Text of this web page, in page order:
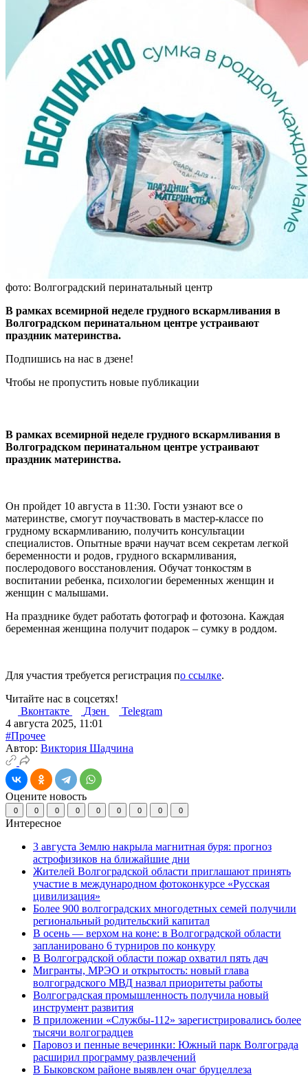
фото: Волгоградский перинатальный центр
В рамках всемирной неделе грудного вскармливания в
Волгоградском перинатальном центре устраивают
праздник материнства.
Подпишись на нас в дзене!
Чтобы не пропустить новые публикации
В рамках всемирной неделе грудного вскармливания в
Волгоградском перинатальном центре устраивают
праздник материнства.
Он пройдет 10 августа в 11:30. Гости узнают все о
материнстве, смогут поучаствовать в мастер-классе по
грудному вскармливанию, получить консультации
специалистов. Опытные врачи научат всем секретам легкой
беременности и родов, грудного вскармливания,
послеродового восстановления. Обучат тонкостям в
воспитании ребенка, психологии беременных женщин и
женщин с малышами.
На празднике будет работать фотограф и фотозона. Каждая
беременная женщина получит подарок – сумку в роддом.
Для участия требуется регистрация по ссылке.
Читайте нас в соцсетях!
Вконтакте
Дзен
Telegram
4 августа 2025, 11:01
#Прочее
Автор: Виктория Шадчина
Оцените новость
0 0 0 0 0 0 0 0 0
Интересное
3 августа Землю накрыла магнитная буря: прогноз
астрофизиков на ближайшие дни
Жителей Волгоградской области приглашают принять
участие в международном фотоконкурсе «Русская
цивилизация»
Более 900 волгоградских многодетных семей получили
региональный родительский капитал
В осень — верхом на коне: в Волгоградской области
запланировано 6 турниров по конкуру
В Волгоградской области пожар охватил пять дач
Мигранты, МРЭО и открытость: новый глава
волгоградского МВД назвал приоритеты работы
Волгоградская промышленность получила новый
инструмент развития
В приложении «Службы-112» зарегистрировались более
тысячи волгоградцев
Паровоз и пенные вечеринки: Южный парк Волгограда
расширил программу развлечений
В Быковском районе выявлен очаг бруцеллеза